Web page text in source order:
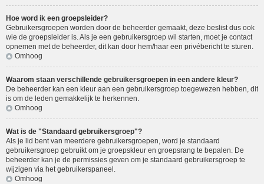
Hoe word ik een groepsleider?
Gebruikersgroepen worden door de beheerder gemaakt, deze beslist dus ook
wie de groepsleider is. Als je een gebruikersgroep wil starten, moet je contact
opnemen met de beheerder, dit kan door hem/haar een privébericht te sturen.
Omhoog
Waarom staan verschillende gebruikersgroepen in een andere kleur?
De beheerder kan een kleur aan een gebruikersgroep toegewezen hebben, dit
is om de leden gemakkelijk te herkennen.
Omhoog
Wat is de "Standaard gebruikersgroep"?
Als je lid bent van meerdere gebruikersgroepen, word je standaard
gebruikersgroep gebruikt om je groepskleur en groepsrang te bepalen. De
beheerder kan je de permissies geven om je standaard gebruikersgroep te
wijzigen via het gebruikerspaneel.
Omhoog